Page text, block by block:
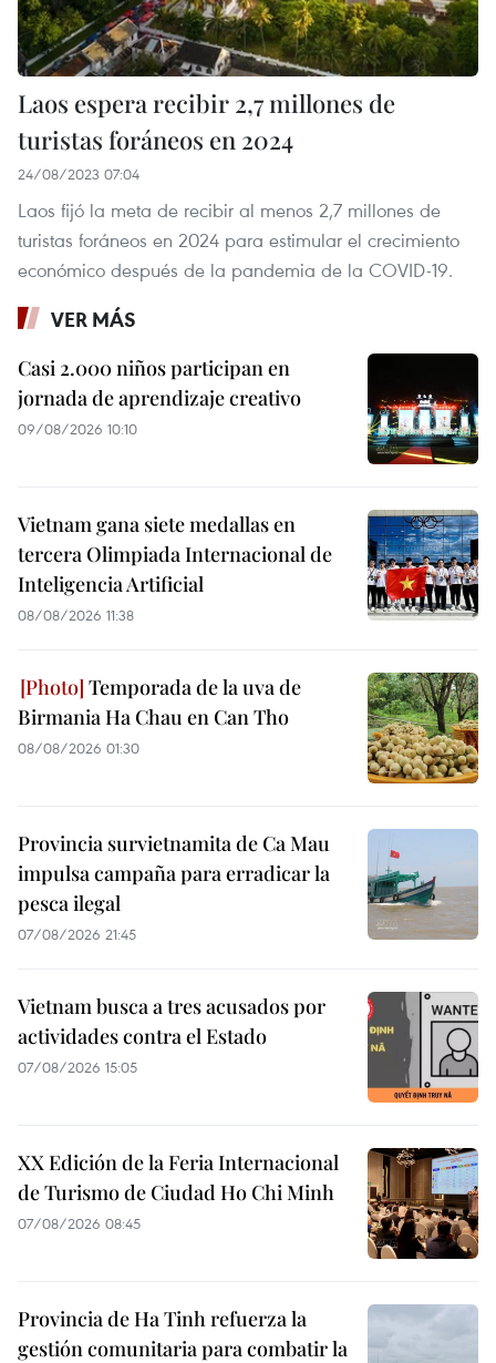
Laos espera recibir 2,7 millones de
turistas foráneos en 2024
24/08/2023 07:04
Laos fijó la meta de recibir al menos 2,7 millones de
turistas foráneos en 2024 para estimular el crecimiento
económico después de la pandemia de la COVID-19.
VER MÁS
Casi 2.000 niños participan en
jornada de aprendizaje creativo
09/08/2026 10:10
Vietnam gana siete medallas en
tercera Olimpiada Internacional de
Inteligencia Artificial
08/08/2026 11:38
Temporada de la uva de
Birmania Ha Chau en Can Tho
08/08/2026 01:30
Provincia survietnamita de Ca Mau
impulsa campaña para erradicar la
pesca ilegal
07/08/2026 21:45
Vietnam busca a tres acusados por
actividades contra el Estado
07/08/2026 15:05
XX Edición de la Feria Internacional
de Turismo de Ciudad Ho Chi Minh
07/08/2026 08:45
Provincia de Ha Tinh refuerza la
gestión comunitaria para combatir la